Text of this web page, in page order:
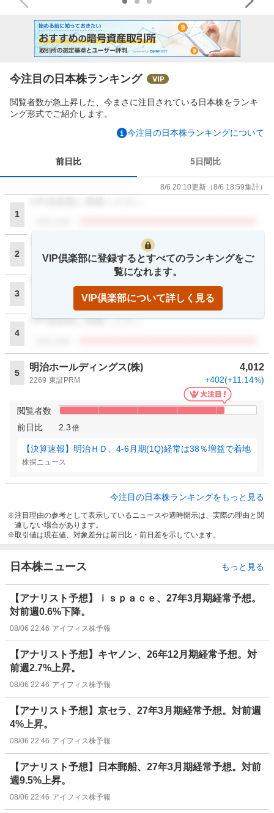
今注目の日本株ランキング
閲覧者数が急上昇した、今まさに注目されている日本株をランキ
ング形式でご紹介します。
今注目の日本株ランキングについて
前日比 5日間比
8/6 20:10更新 （8/6 18:59集計）
1
2
VIP倶楽部に登録ください
閲覧者数
3
4
VIP倶楽部に登録ください
5
明治ホールディングス(株) 4,012
2269 東証PRM +402(+11.14%)
閲覧者数
前日比
2.3 倍
【決算速報】明治ＨＤ、4-6月期(1Q)経常は38％増益で着地
株探ニュース
VIP倶楽部に登録するとすべてのランキングをご
覧になれます。
VIP倶楽部について詳しく見る
今注目の日本株ランキングをもっと見る
注目理由の参考として表示しているニュースや適時開示は、実際の理由と関
連しない場合があります。
取引値は現在値、対象差分は前日比・前日差を示しています。
日本株ニュース もっと見る
【アナリスト予想】ｉｓｐａｃｅ、27年3月期経常予想。
対前週0.6%下降。
08/06 22:46 アイフィス株予報
【アナリスト予想】キヤノン、26年12月期経常予想。対
前週2.7%上昇。
08/06 22:46 アイフィス株予報
【アナリスト予想】京セラ、27年3月期経常予想。対前週
4%上昇。
08/06 22:46 アイフィス株予報
【アナリスト予想】日本郵船、27年3月期経常予想。対前
週9.5%上昇。
08/06 22:46 アイフィス株予報